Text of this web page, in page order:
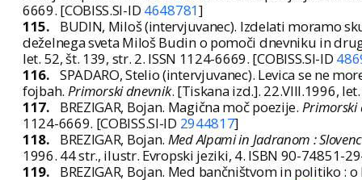
6669. [COBISS.SI-ID 4648781]
115.
BUDIN, Miloš (intervjuvanec). Izdelati moramo
deželnega sveta Miloš Budin o pomoči dnevniku in
let. 52, št. 139, str. 2. ISSN 1124-6669. [COBISS.SI-ID
116. SPADARO, Stelio (intervjuvanec). Levica se ne
fojbah. Primorski dnevnik. [Tiskana izd.]. 22.VIII.1996,
117.
BREZIGAR, Bojan. Magična moč poezije. Primorski
1124-6669. [COBISS.SI-ID 2944817]
118.
BREZIGAR, Bojan. Med Alpami in Jadranom :
1996. 44 str., ilustr. Evropski jeziki, 4. ISBN 90-74851-
119.
BREZIGAR, Bojan. Med bančništvom in politiko :